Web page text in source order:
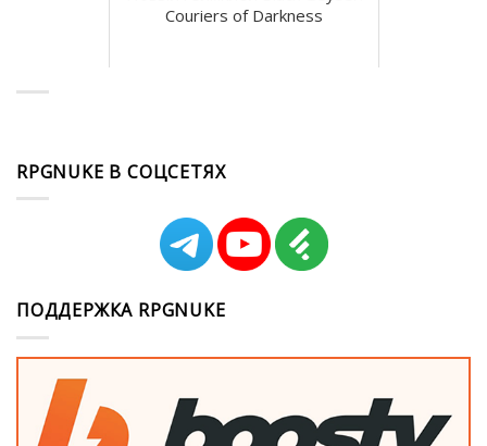
Couriers of Darkness
RPGNUKE В СОЦСЕТЯХ
ПОДДЕРЖКА RPGNUKE